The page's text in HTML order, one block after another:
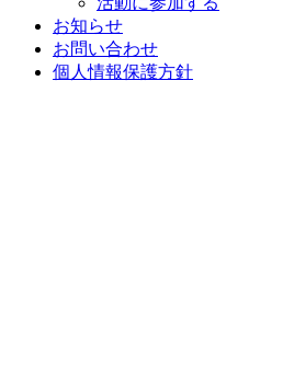
お知らせ
お問い合わせ
個人情報保護方針